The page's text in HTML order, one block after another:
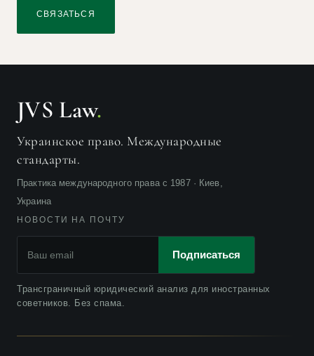
СВЯЗАТЬСЯ
JVS Law.
Украинское право. Международные
стандарты.
Практика международного права с 1987 · Киев,
Украина
НОВОСТИ НА ПОЧТУ
Подписаться
Трансграничный юридический анализ для иностранных
советников. Без спама.